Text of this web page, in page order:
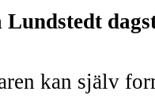
kan själv